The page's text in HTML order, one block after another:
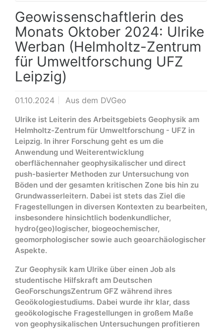
Geowissenschaftlerin des
Monats Oktober 2024: Ulrike
Werban (Helmholtz-Zentrum
für Umweltforschung UFZ
Leipzig)
01.10.2024 Aus dem DVGeo
Ulrike ist Leiterin des Arbeitsgebiets Geophysik am
Helmholtz-Zentrum für Umweltforschung - UFZ in
Leipzig. In ihrer Forschung geht es um die
Anwendung und Weiterentwicklung
oberflächennaher geophysikalischer und direct
push-basierter Methoden zur Untersuchung von
Böden und der gesamten kritischen Zone bis hin zu
Grundwasserleitern. Dabei ist stets das Ziel die
Fragestellungen in diversen Kontexten zu bearbeiten,
insbesondere hinsichtlich bodenkundlicher,
hydro(geo)logischer, biogeochemischer,
geomorphologischer sowie auch geoarchäologischer
Aspekte.
Zur Geophysik kam Ulrike über einen Job als
studentische Hilfskraft am Deutschen
GeoForschungsZentrum GFZ während ihres
Geoökologiestudiums. Dabei wurde ihr klar, dass
geoökologische Fragestellungen in großem Maße
von geophysikalischen Untersuchungen profitieren